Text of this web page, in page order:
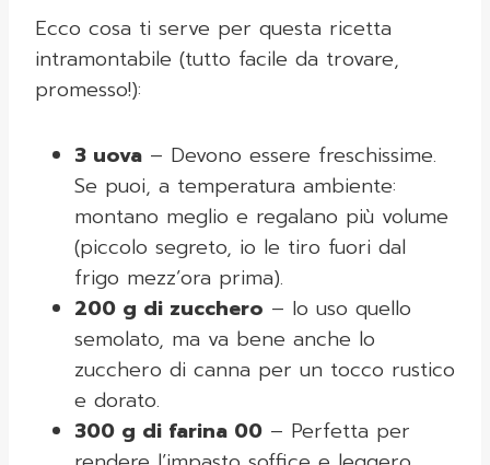
Ecco cosa ti serve per questa ricetta
intramontabile (tutto facile da trovare,
promesso!):
3 uova – Devono essere freschissime.
Se puoi, a temperatura ambiente:
montano meglio e regalano più volume
(piccolo segreto, io le tiro fuori dal
frigo mezz’ora prima).
200 g di zucchero – Io uso quello
semolato, ma va bene anche lo
zucchero di canna per un tocco rustico
e dorato.
300 g di farina 00 – Perfetta per